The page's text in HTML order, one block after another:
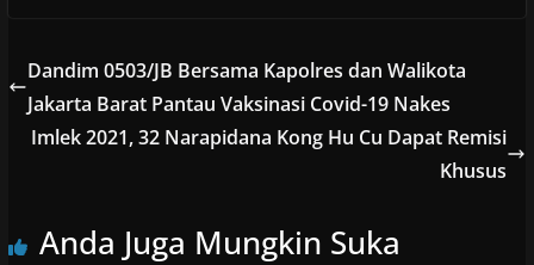
Dandim 0503/JB Bersama Kapolres dan Walikota
Jakarta Barat Pantau Vaksinasi Covid-19 Nakes
Imlek 2021, 32 Narapidana Kong Hu Cu Dapat Remisi
Khusus
Anda Juga Mungkin Suka